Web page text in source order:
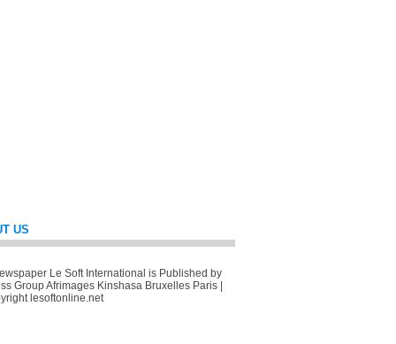
US
Le Soft International is Published by
Group Afrimages Kinshasa Bruxelles Paris |
lesoftonline.net